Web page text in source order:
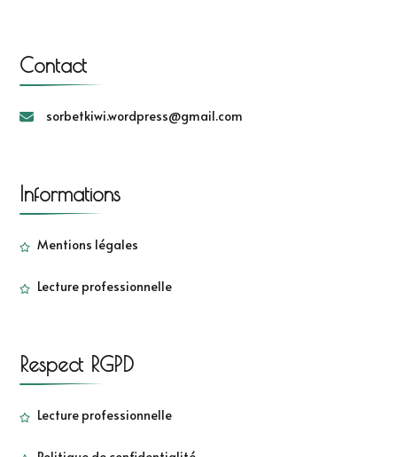
Contact
sorbetkiwi.wordpress@gmail.com
Informations
Mentions légales
Lecture professionnelle
Respect RGPD
Lecture professionnelle